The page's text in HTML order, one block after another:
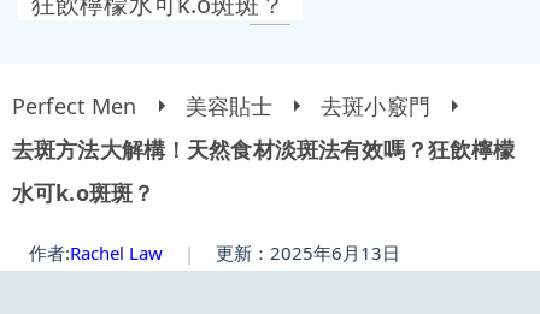
Perfect Men 美容貼士
去斑小竅門
去斑方法大解構！天然食材淡斑法有效嗎？狂飲檸檬
水可k.o斑斑？
作者:Rachel Law | 更新：2025年6月13日